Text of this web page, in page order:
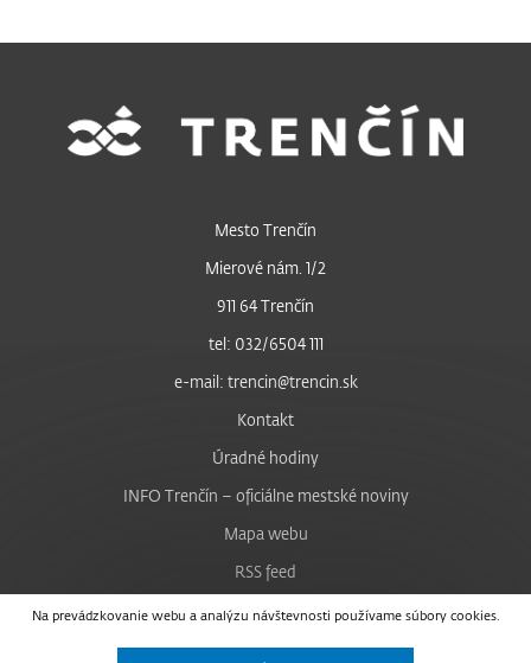
Na prevádzkovanie webu a analýzu návštevnosti používame súbory cookies.
Mesto Trenčín
Mierové nám. 1/2
911 64 Trenčín
tel: 032/6504 111
e-mail: trencin@trencin.sk
Kontakt
Úradné hodiny
INFO Trenčín – oficiálne mestské noviny
Mapa webu
RSS feed
Nastavenie cookies
Facebook